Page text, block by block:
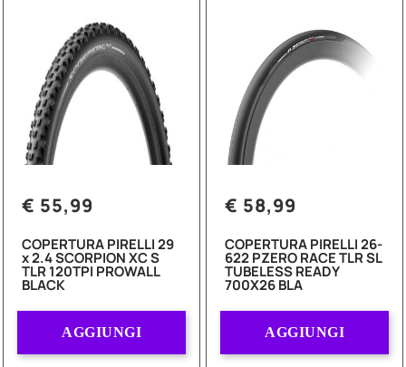
€ 55,99
COPERTURA PIRELLI 29
x 2.4 SCORPION XC S
TLR 120TPI PROWALL
BLACK
AGGIUNGI
€ 58,99
COPERTURA PIRELLI 26-
622 PZERO RACE TLR SL
TUBELESS READY
700X26 BLA
AGGIUNGI